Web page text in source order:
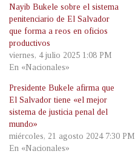
Nayib Bukele sobre el sistema
penitenciario de El Salvador
que forma a reos en oficios
productivos
viernes, 4 julio 2025 1:08 PM
En «Nacionales»
Presidente Bukele afirma que
El Salvador tiene «el mejor
sistema de justicia penal del
mundo»
miércoles, 21 agosto 2024 7:30 PM
En «Nacionales»